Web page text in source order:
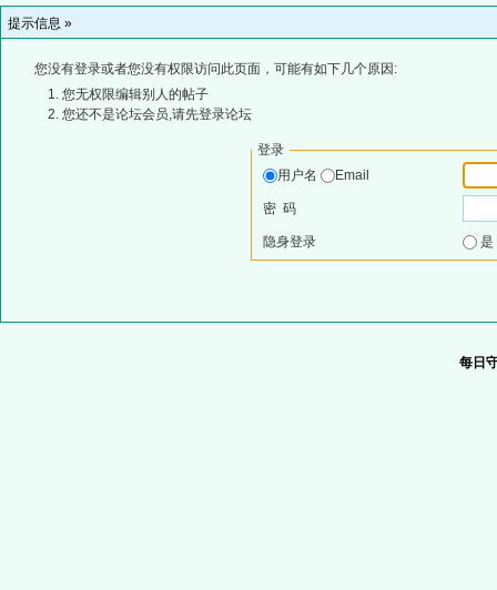
提示信息 »
您没有登录或者您没有权限访问此页面，可能有如下几个原因:
您无权限编辑别人的帖子
您还不是论坛会员,请先登录论坛
登录
用户名
Email
密 码
隐身登录
每日